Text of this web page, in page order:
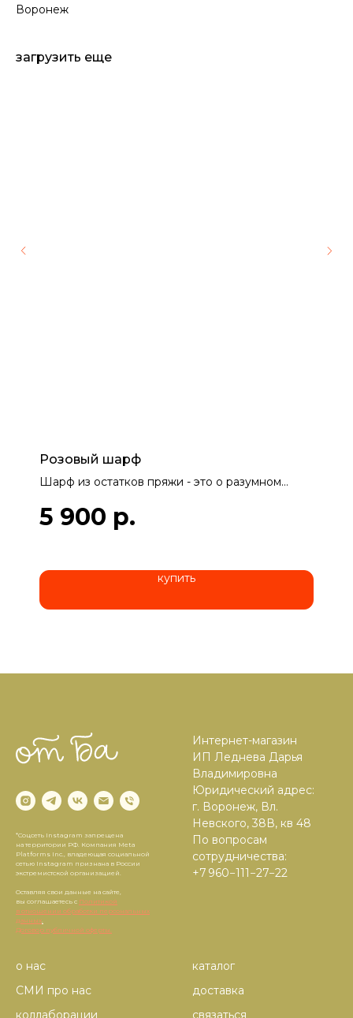
Воронеж
загрузить еще
Розовый шарф
Шарф из остатков пряжи - это о разумном
отношении к окружающей среде.
Мастерица: Инна Анатольевна, 60 лет, г.
5 900 р.
купить
*Соцсеть Instagram запрещена
на территории РФ. Компания Meta
Platforms Inc., владеющая социальной
сетью Instagram признана в России
экстремистской организацией.
Оставляя свои данные на сайте,
вы соглашаетесь с Политикой
в отношении обработки персональных
данных
Договор публичной оферты.
Интернет-магазин
ИП Леднева Дарья
Владимировна
Юридический адрес:
г. Воронеж, Вл.
Невского, 38В, кв 48
По вопросам
сотрудничества:
+7 960−111−27−22
о нас
СМИ про нас
коллаборации
каталог
доставка
связаться